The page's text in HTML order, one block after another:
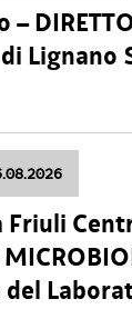
Lignano